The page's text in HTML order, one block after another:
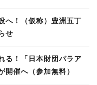
へ！（仮称）豊洲五丁
せ
る！「日本財団パラア
開催へ（参加無料）